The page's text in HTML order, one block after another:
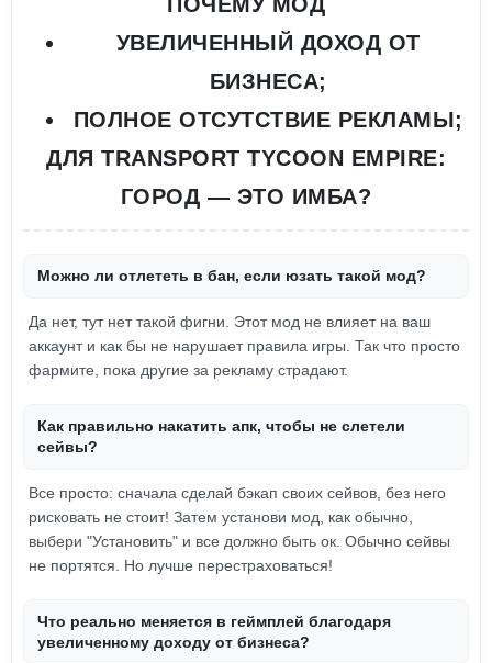
УВЕЛИЧЕННЫЙ ДОХОД ОТ
БИЗНЕСА;
ПОЛНОЕ ОТСУТСТВИЕ РЕКЛАМЫ;
ДЛЯ TRANSPORT TYCOON EMPIRE:
ГОРОД — ЭТО ИМБА?
Можно ли отлететь в бан, если юзать такой мод?
Да нет, тут нет такой фигни. Этот мод не влияет на ваш
аккаунт и как бы не нарушает правила игры. Так что просто
фармите, пока другие за рекламу страдают.
Как правильно накатить апк, чтобы не слетели
сейвы?
Все просто: сначала сделай бэкап своих сейвов, без него
рисковать не стоит! Затем установи мод, как обычно,
выбери "Установить" и все должно быть ок. Обычно сейвы
не портятся. Но лучше перестраховаться!
Что реально меняется в геймплей благодаря
увеличенному доходу от бизнеса?